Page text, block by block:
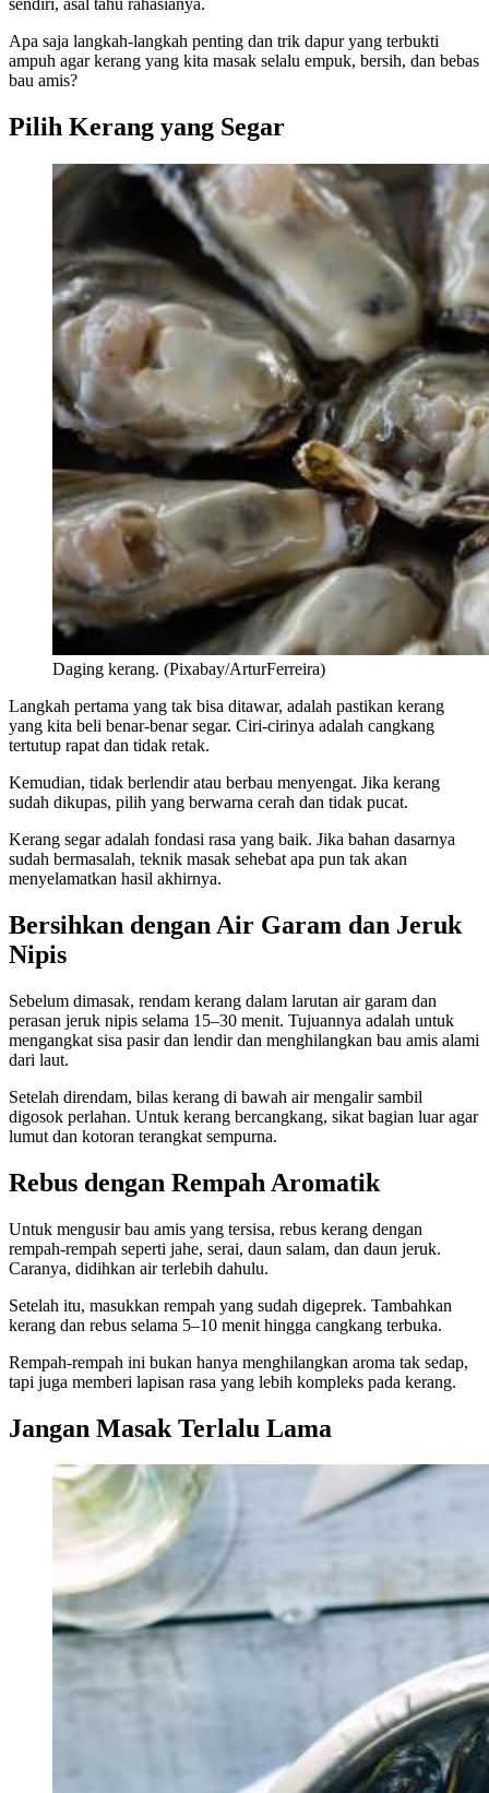
sendiri, asal tahu rahasianya.
Apa saja langkah-langkah penting dan trik dapur yang terbukti
ampuh agar kerang yang kita masak selalu empuk, bersih, dan bebas
bau amis?
Pilih Kerang yang Segar
Daging kerang. (Pixabay/ArturFerreira)
Langkah pertama yang tak bisa ditawar, adalah pastikan kerang
yang kita beli benar-benar segar. Ciri-cirinya adalah cangkang
tertutup rapat dan tidak retak.
Kemudian, tidak berlendir atau berbau menyengat. Jika kerang
sudah dikupas, pilih yang berwarna cerah dan tidak pucat.
Kerang segar adalah fondasi rasa yang baik. Jika bahan dasarnya
sudah bermasalah, teknik masak sehebat apa pun tak akan
menyelamatkan hasil akhirnya.
Bersihkan dengan Air Garam dan Jeruk
Nipis
Sebelum dimasak, rendam kerang dalam larutan air garam dan
perasan jeruk nipis selama 15–30 menit. Tujuannya adalah untuk
mengangkat sisa pasir dan lendir dan menghilangkan bau amis alami
dari laut.
Setelah direndam, bilas kerang di bawah air mengalir sambil
digosok perlahan. Untuk kerang bercangkang, sikat bagian luar agar
lumut dan kotoran terangkat sempurna.
Rebus dengan Rempah Aromatik
Untuk mengusir bau amis yang tersisa, rebus kerang dengan
rempah-rempah seperti jahe, serai, daun salam, dan daun jeruk.
Caranya, didihkan air terlebih dahulu.
Setelah itu, masukkan rempah yang sudah digeprek. Tambahkan
kerang dan rebus selama 5–10 menit hingga cangkang terbuka.
Rempah-rempah ini bukan hanya menghilangkan aroma tak sedap,
tapi juga memberi lapisan rasa yang lebih kompleks pada kerang.
Jangan Masak Terlalu Lama